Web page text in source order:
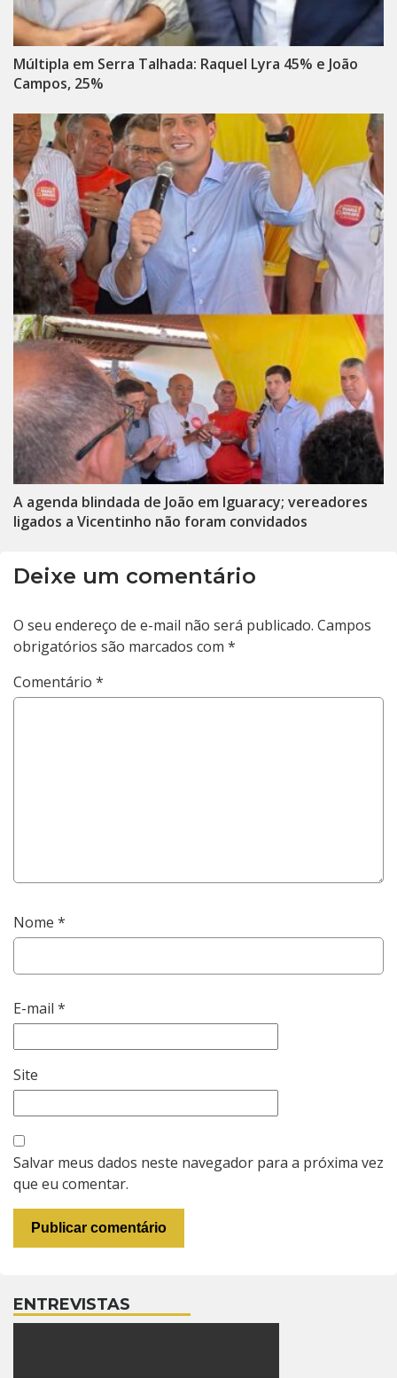
Múltipla em Serra Talhada: Raquel Lyra 45% e João
Campos, 25%
A agenda blindada de João em Iguaracy; vereadores
ligados a Vicentinho não foram convidados
Deixe um comentário
O seu endereço de e-mail não será publicado. Campos
obrigatórios são marcados com *
Comentário *
Nome *
E-mail *
Site
Salvar meus dados neste navegador para a próxima vez
que eu comentar.
ENTREVISTAS